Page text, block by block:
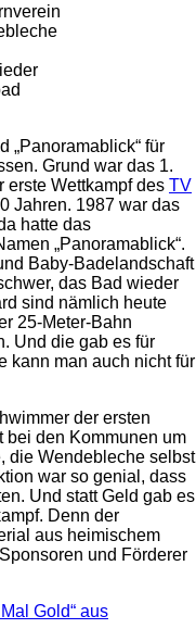
„Panoramablick“ für
Grund war das 1.
erste Wettkampf des TV
Jahren. 1987 war das
hatte das
„Panoramablick“.
Baby-Badelandschaft
das Bad wieder
sind nämlich heute
25-Meter-Bahn
Und die gab es für
kann man auch nicht für
der ersten
bei den Kommunen um
die Wendebleche selbst
war so genial, dass
Und statt Geld gab es
Denn der
aus heimischem
und Förderer
Gold“ aus